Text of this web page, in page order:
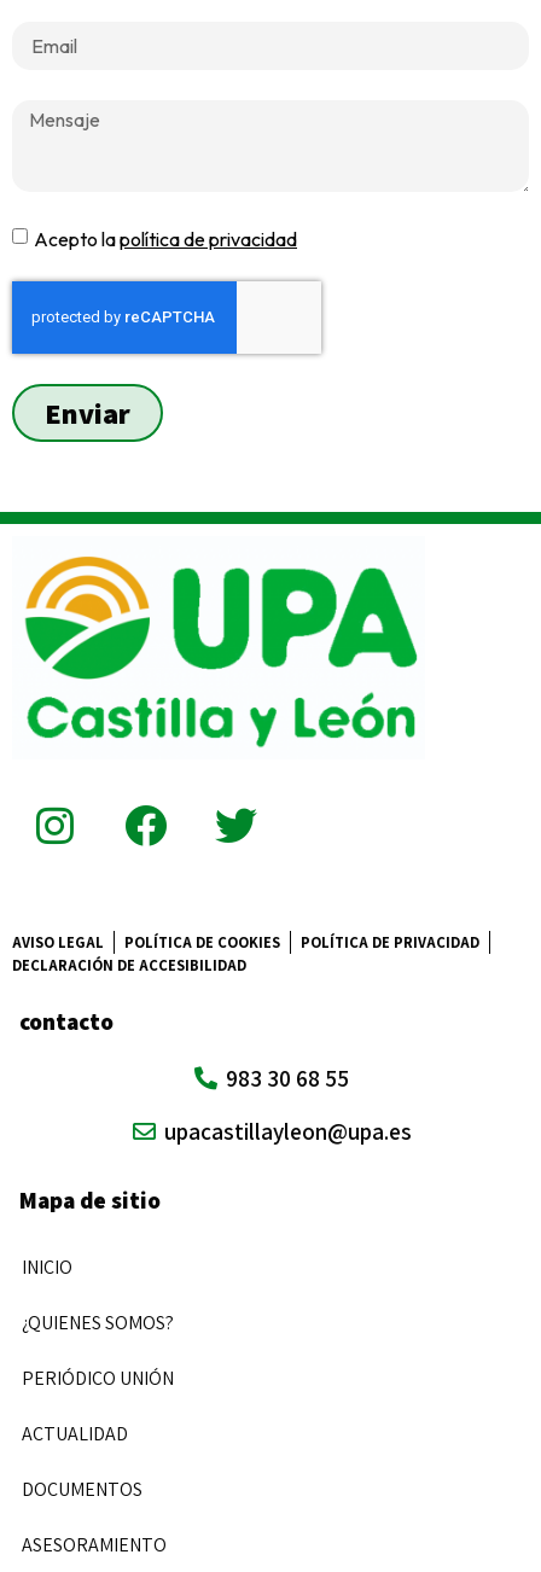
Acepto lapolítica de privacidad
Enviar
AVISO LEGAL POLÍTICA DE COOKIES
POLÍTICA DE PRIVACIDAD
DECLARACIÓN DE ACCESIBILIDAD
contacto
983 30 68 55
upacastillayleon@upa.es
Mapa de sitio
INICIO
¿QUIENES SOMOS?
PERIÓDICO UNIÓN
ACTUALIDAD
DOCUMENTOS
ASESORAMIENTO